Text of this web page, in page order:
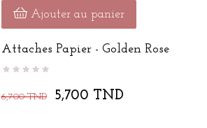
Ajouter au panier
Attaches Papier - Golden Rose
6,700 TND 5,700 TND